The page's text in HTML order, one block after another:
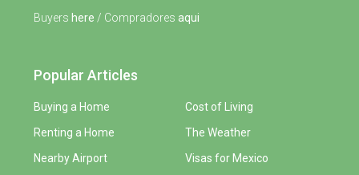
Buyers here / Compradores aqui
Popular Articles
Buying a Home
Renting a Home
Nearby Airport
Cost of Living
The Weather
Visas for Mexico